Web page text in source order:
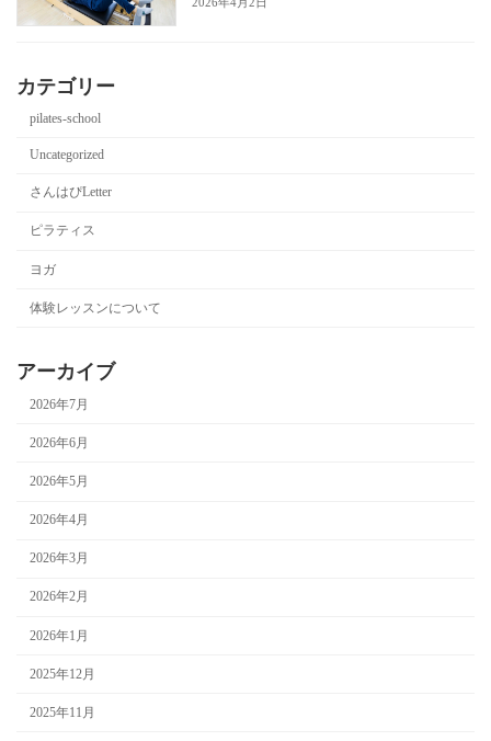
カテゴリー
pilates-school
Uncategorized
さんはぴLetter
ピラティス
ヨガ
体験レッスンについて
アーカイブ
2026年7月
2026年6月
2026年5月
2026年4月
2026年3月
2026年2月
2026年1月
2025年12月
2025年11月